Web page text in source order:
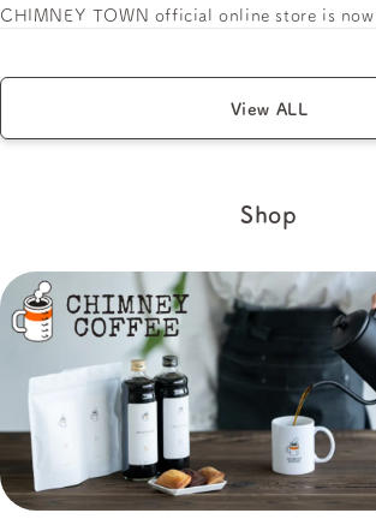
CHIMNEY TOWN official online store is
View ALL
Shop